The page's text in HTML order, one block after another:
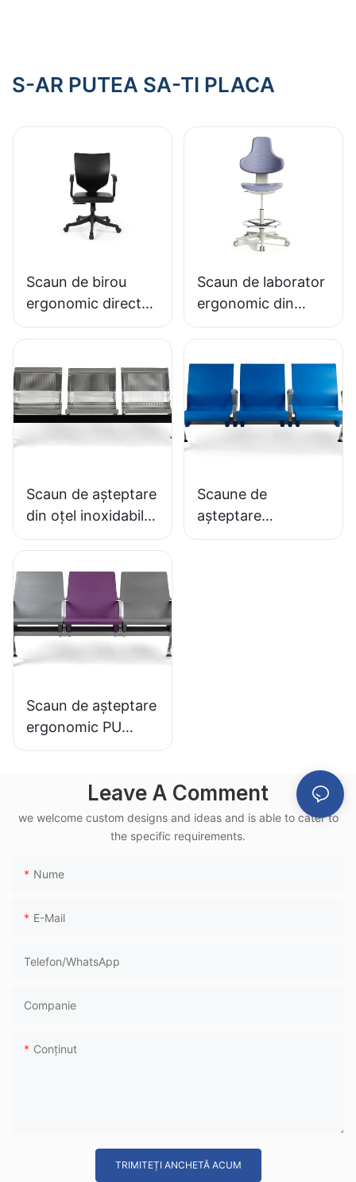
S-AR PUTEA SA-TI PLACA
Scaun de birou
ergonomic direct
din fabrică, turnat
IC091 HEWEI
SEATING
Scaun de laborator
ergonomic din
spumă PU durabilă
SEATING
Scaun de așteptare
din oțel inoxidabil,
ieftin, LC153-H1,
diverse spații
publice
Scaune de
așteptare
antibacteriene din
Scaun de așteptare
ergonomic PU
LC151-H1, cadru din
aeroport, utilizat în
terminale feroviare
de mare viteză
Leave A Comment
we welcome custom designs and ideas and is able to cater to
the specific requirements.
Nume
E-Mail
Telefon/WhatsApp
Companie
Conţinut
TRIMITEȚI ANCHETĂ ACUM